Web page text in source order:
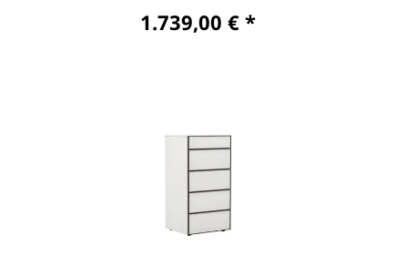
1.739,00 € *